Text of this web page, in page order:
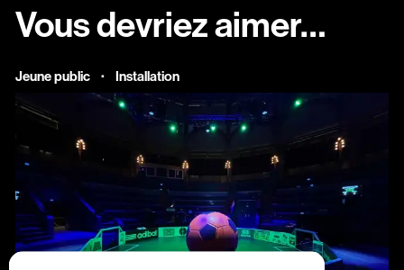
Vous devriez aimer…
Jeune public · Installation